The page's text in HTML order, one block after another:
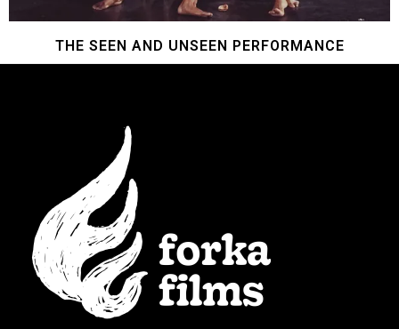
THE SEEN AND UNSEEN PERFORMANCE